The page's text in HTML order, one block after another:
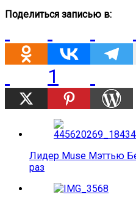
Поделиться записью в:
1
Лидер Muse Мэттью
раз